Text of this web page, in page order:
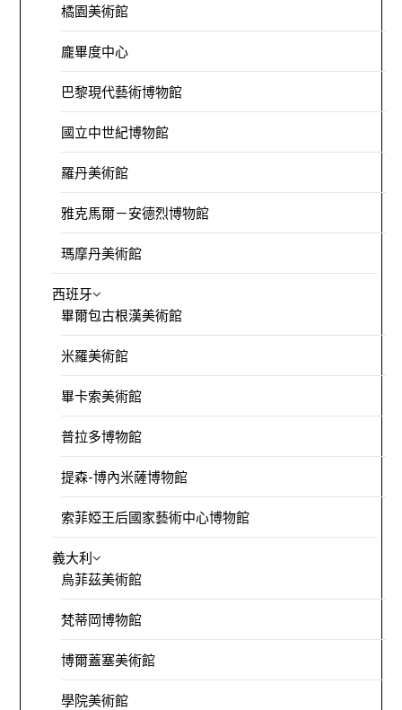
橘園美術館
龐畢度中心
巴黎現代藝術博物館
國立中世紀博物館
羅丹美術館
雅克馬爾－安德烈博物館
瑪摩丹美術館
西班牙
畢爾包古根漢美術館
米羅美術館
畢卡索美術館
普拉多博物館
提森-博內米薩博物館
索菲婭王后國家藝術中心博物館
義大利
烏菲茲美術館
梵蒂岡博物館
博爾蓋塞美術館
學院美術館